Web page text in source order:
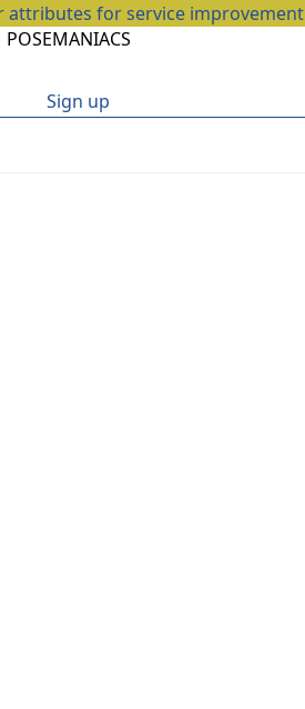
attributes for service improvement
POSEMANIACS
Sign up